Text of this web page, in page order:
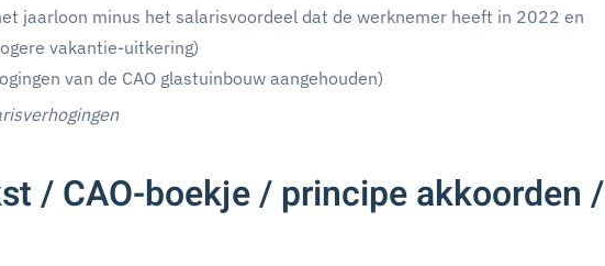
jaarloon minus het salarisvoordeel dat de werknemer heeft in 2022 en
vakantie-uitkering)
van de CAO glastuinbouw aangehouden)
/ CAO-boekje / principe akkoorden /